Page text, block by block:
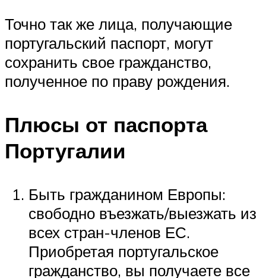
Точно так же лица, получающие
португальский паспорт, могут
сохранить свое гражданство,
полученное по праву рождения.
Плюсы от паспорта
Португалии
Быть гражданином Европы:
свободно въезжать/выезжать из
всех стран-членов ЕС.
Приобретая португальское
гражданство, вы получаете все